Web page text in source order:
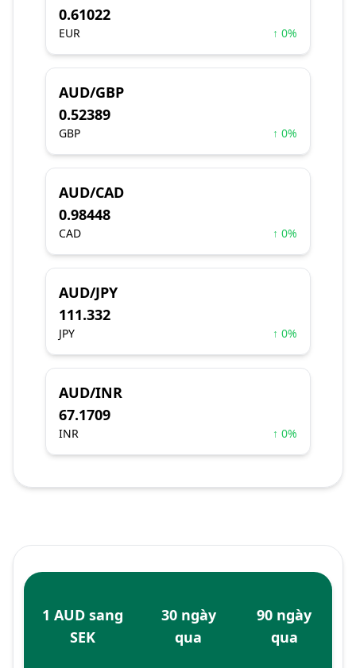
0.61022
EUR ↑ 0%
AUD/GBP
0.52389
GBP ↑ 0%
AUD/CAD
0.98448
CAD ↑ 0%
AUD/JPY
111.332
JPY ↑ 0%
AUD/INR
67.1709
INR ↑ 0%
1 AUD sang
SEK
30 ngày
qua
90 ngày
qua